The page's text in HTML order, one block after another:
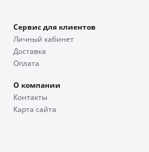
Сервис для клиентов
Личный кабинет
Доставка
Оплата
О компании
Контакты
Карта сайта